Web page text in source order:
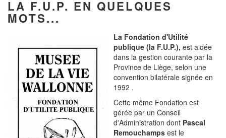
LA F.U.P. EN QUELQUES
MOTS...
La Fondation d'Utilité
publique (la F.U.P.), est aidée
dans la gestion courante par la
Province de Liège, selon une
convention bilatérale signée en
1992 .
Cette même Fondation est
gérée par un Conseil
d'Administration dont Pascal
Remouchamps est le